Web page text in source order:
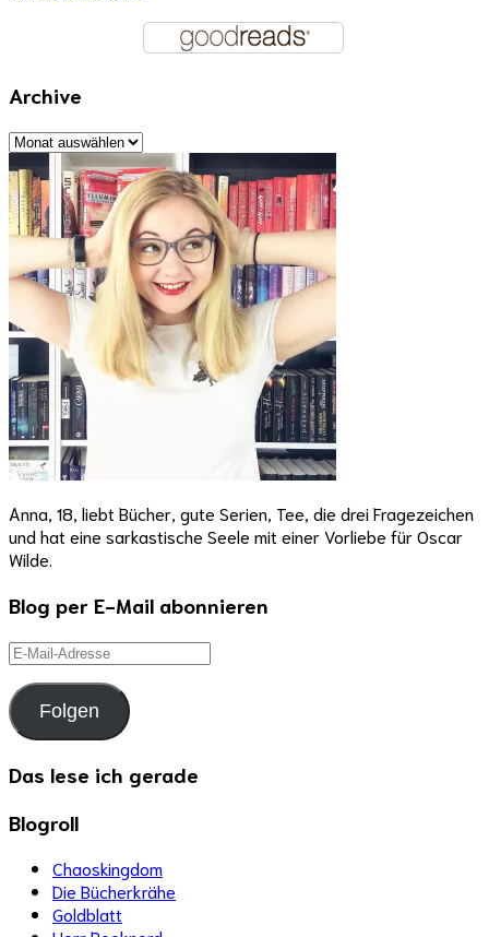
Archive
Archive
Anna, 18, liebt Bücher, gute Serien, Tee, die drei Fragezeichen
und hat eine sarkastische Seele mit einer Vorliebe für Oscar
Wilde.
Blog per E-Mail abonnieren
E-
Mail-
Adresse
Folgen
Das lese ich gerade
Blogroll
Chaoskingdom
Die Bücherkrähe
Goldblatt